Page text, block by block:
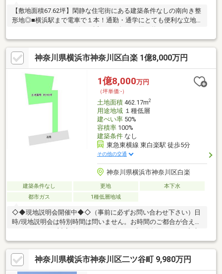
【敷地面積67.62坪】閑静な住宅街にある建築条件なしの南向き整
形地◎■横浜駅まで電車で１本！通勤・通学にとても便利な立地
す■周りは静かな住宅街。落ち着いた暮らしをしたい方にぴった
りです■小学校・中学校が徒歩圏内で、子育てにも安心の環境で
す■建築条件なし！好きなハウスメーカーで家が建てられます■バ
ス停徒歩3分、横浜駅まで乗車時間約15分■見晴らしの良い公園、
クリエイト徒歩1分の立地＝＝弊社でも建物建築承ります＝＝専属
のコーディネーターが理想のマイホームづくりをお手伝いします
※図面と現況が異なる場合現況優先します
神奈川県横浜市神奈川区白楽 1億8,000万円
1億8,000万円
（坪単価:-）
土地面積462.17m2
用途地域１種低層
建ぺい率50%
容積率100%
建築条件なし
東急東横線 東白楽駅 徒歩5分
その他の交通
神奈川県横浜市神奈川区白楽
建築条件なし 更地
本下水
都市ガス
1種低層地域
◇◆現地説明会開催中◆◇（事前に必ずお問い合わせ下さい）日
時/現地説明会は特別時間は問いません。お時間のご都合が合え
重なお時間の中で、ご希望の情報をご案内します◇ お客様のご都
合に合わせて、 短時間のご案内も可♪じっくりと沢山の物件情報
のご案内も可♪ ご都合に合わせたご紹介をします♪ ～おおよその所
要時間や内容は、下記をご参考ください～〇ご希望条件のご相談
神奈川県横浜市神奈川区二ツ谷町 9,980万円